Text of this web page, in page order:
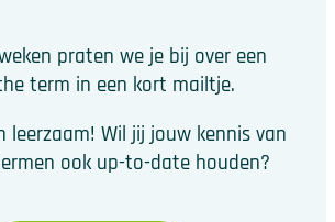
praten we je bij over een
term in een kort mailtje.
leerzaam! Wil jij jouw kennis van
ook up-to-date houden?